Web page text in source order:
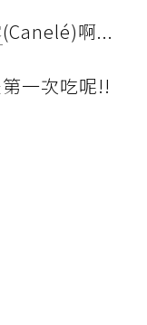
(Canelé)啊...
一次吃呢!!